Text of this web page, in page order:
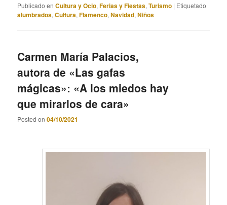
Publicado en Cultura y Ocio,Ferias y Fiestas,Turismo | Etiquetado
alumbrados,Cultura,Flamenco,Navidad,Niños
Carmen María Palacios,
autora de «Las gafas
mágicas»: «A los miedos hay
que mirarlos de cara»
Posted on04/10/2021